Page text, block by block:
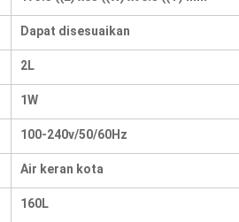
Dapat disesuaikan
2L
1W
100-240v/50/60Hz
Air keran kota
160L